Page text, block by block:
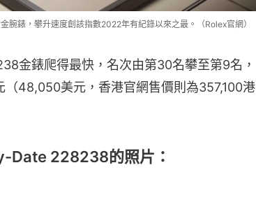
腕錶，攀升速度創該指數2022年有紀錄以來之最。（Rolex官網）
金錶爬得最快，名次由第30名攀至第9名，
48,050美元，香港官網售價則為357,100港
Date 228238的照片：